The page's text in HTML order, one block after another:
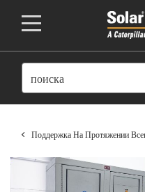
SEARCH
Поддержка На Протяжении